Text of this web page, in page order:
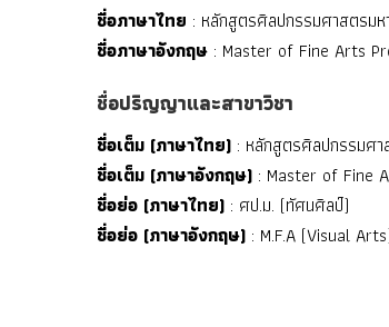
ชื่อภาษาไทย : หลักสูตรศิลปกรรมศาสตรม
ชื่อภาษาอังกฤษ : Master of Fine Arts
ชื่อปริญญาและสาขาวิชา
ชื่อเต็ม (ภาษาไทย) : หลักสูตรศิลปกรรมศ
ชื่อเต็ม (ภาษาอังกฤษ) : Master of Fine
ชื่อย่อ (ภาษาไทย) : ศป.ม. (ทัศนศิลป์)
ชื่อย่อ (ภาษาอังกฤษ) : M.F.A (Visual